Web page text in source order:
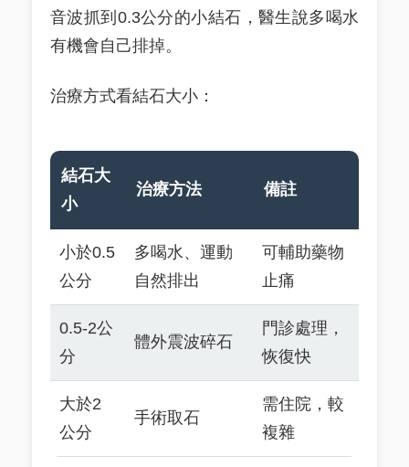
音波抓到0.3公分的小結石，醫生說多喝水
有機會自己排掉。
治療方式看結石大小：
結石大
小
治療方法 備註
小於0.5
公分
多喝水、運動
自然排出
可輔助藥物
止痛
0.5-2公
分
體外震波碎石
門診處理，
恢復快
大於2
公分
手術取石
需住院，較
複雜